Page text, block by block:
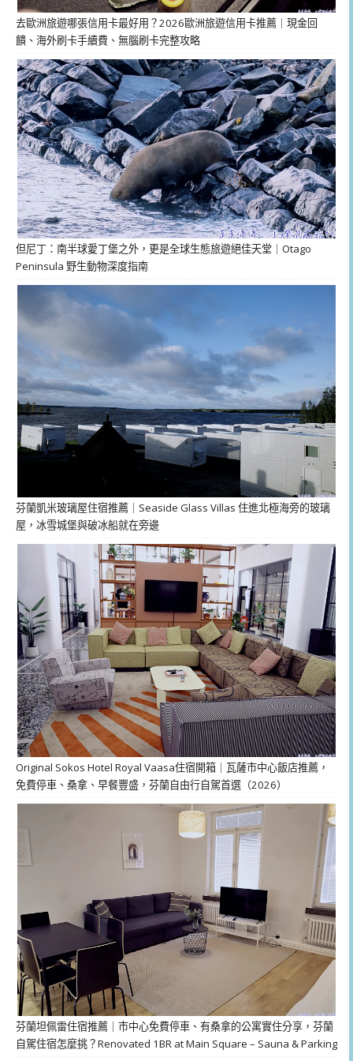
去歐洲旅遊哪張信用卡最好用？2026歐洲旅遊信用卡推薦｜現金回
饋、海外刷卡手續費、無腦刷卡完整攻略
但尼丁：南半球愛丁堡之外，更是全球生態旅遊絕佳天堂｜Otago
Peninsula 野生動物深度指南
芬蘭凱米玻璃屋住宿推薦｜Seaside Glass Villas 住進北極海旁的玻璃
屋，冰雪城堡與破冰船就在旁邊
Original Sokos Hotel Royal Vaasa住宿開箱｜瓦薩市中心飯店推薦，
免費停車、桑拿、早餐豐盛，芬蘭自由行自駕首選（2026）
芬蘭坦佩雷住宿推薦｜市中心免費停車、有桑拿的公寓實住分享，芬蘭
自駕住宿怎麼挑？Renovated 1BR at Main Square – Sauna & Parking